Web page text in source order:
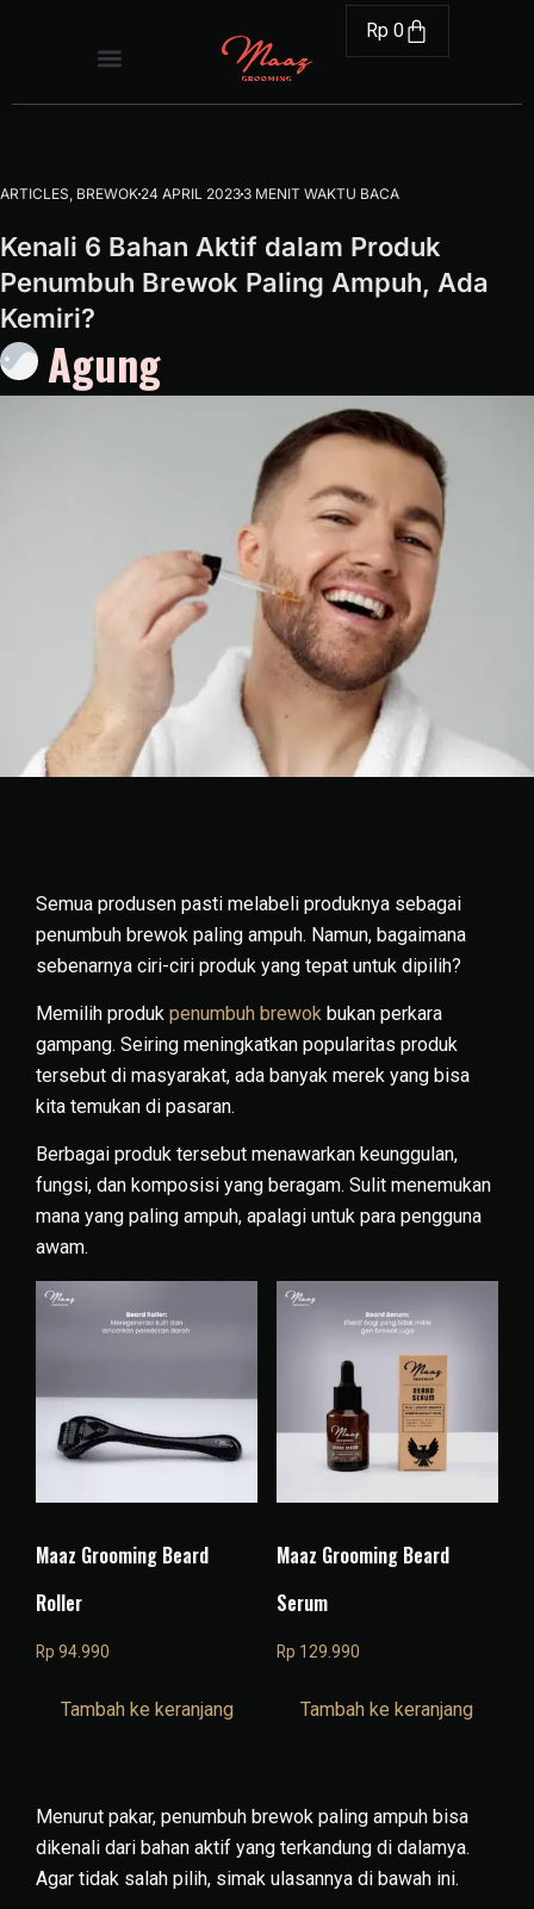
Rp 0
ARTICLES BREWOK 24 APRIL 2023 3 MENIT WAKTU BACA
Kenali 6 Bahan Aktif dalam Produk
Penumbuh Brewok Paling Ampuh, Ada
Kemiri?
Agung
Semua produsen pasti melabeli produknya sebagai
penumbuh brewok paling ampuh. Namun, bagaimana
sebenarnya ciri-ciri produk yang tepat untuk dipilih?
Memilih produk penumbuh brewok bukan perkara
gampang. Seiring meningkatkan popularitas produk
tersebut di masyarakat, ada banyak merek yang bisa
kita temukan di pasaran.
Berbagai produk tersebut menawarkan keunggulan,
fungsi, dan komposisi yang beragam. Sulit menemukan
mana yang paling ampuh, apalagi untuk para pengguna
awam.
Maaz Grooming Beard
Roller
Rp 94.990
Tambah ke keranjang
Maaz Grooming Beard
Serum
Rp 129.990
Tambah ke keranjang
Menurut pakar, penumbuh brewok paling ampuh bisa
dikenali dari bahan aktif yang terkandung di dalamya.
Agar tidak salah pilih, simak ulasannya di bawah ini.